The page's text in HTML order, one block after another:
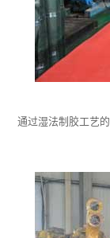
通过湿法制胶工艺